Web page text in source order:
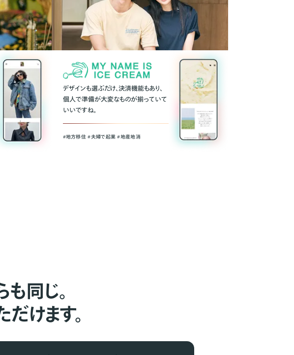
デザインも選ぶだけ、決済機能もあり、
個人で準備が大変なものが揃っていて
いいですね。
#地方移住 #夫婦で起業 #地産地消
同じ。
けます。